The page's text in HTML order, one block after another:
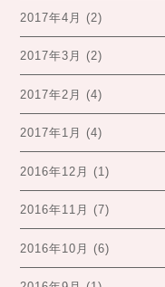
2017年4月 (2)
2017年3月 (2)
2017年2月 (4)
2017年1月 (4)
2016年12月 (1)
2016年11月 (7)
2016年10月 (6)